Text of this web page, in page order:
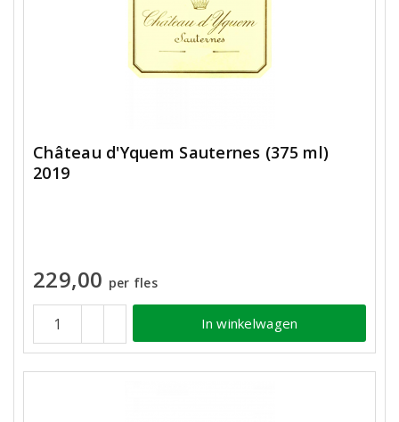
Château d'Yquem Sauternes (375 ml)
2019
229,00 per fles
In winkelwagen